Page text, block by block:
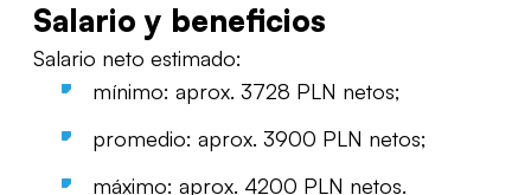
Salario y beneficios
Salario neto estimado:
mínimo: aprox. 3728 PLN netos;
promedio: aprox. 3900 PLN netos;
máximo: aprox. 4200 PLN netos.